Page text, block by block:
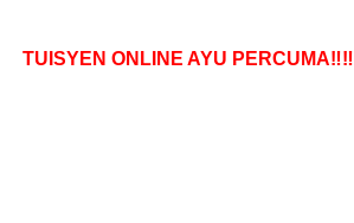
TUISYEN ONLINE AYU PERCUMA‼️‼️